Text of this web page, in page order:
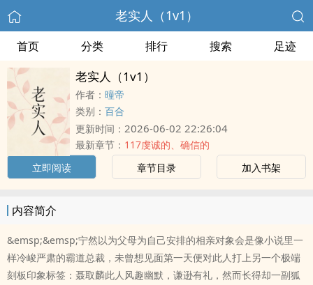
老实人（1v1）
首页 分类 排行 搜索 足迹
老实人（1v1）
作者： 曈帝
类别： 百合
更新时间： 2026-06-02 22:26:04
最新章节： 117虔诚的、确信的
立即阅读
章节目录 加入书架
内容简介
&emsp;&emsp;宁然以为父母为自己安排的相亲对象会是像小说里一
样冷峻严肃的霸道总裁，未曾想见面第一天便对此人打上另一个极端
刻板印象标签：聂取麟此人风趣幽默，谦逊有礼，然而长得却一副狐